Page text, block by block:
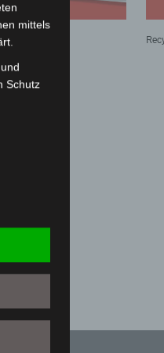
mittels
Schutz
soll
vorab